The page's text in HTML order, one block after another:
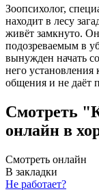
Зоопсихолог,
находит в лесу
живёт замкнуто. Он
подозреваемым в
вынужден начать
него установления
общения и не даёт
Смотреть
онлайн в
Смотреть онлайн
В закладки
Не работает?